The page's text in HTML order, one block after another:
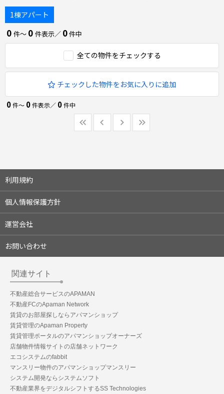
1棟アパート
0 件〜 0 件表示／ 0件中
全ての物件をチェックする
チェックした物件をお気に入りに追加
0件〜 0件表示／ 0件中
利用規約
個人情報保護方針
運営会社
お問い合わせ
関連サイト
不動産総合サービスのAPAMAN
不動産FCのApaman Network
賃貸のお部屋探しならアパマンショップ
賃貸管理のApaman Property
賃貸管理ポータルのアパマンショップオーナーズ
店舗物件情報サイトの店舗ネットワーク
エコシステムのfabbit
マンスリー物件のアパマンショップマンスリー
システム開発ならシステムソフト
不動産業界をデジタルシフトするSS Technologies